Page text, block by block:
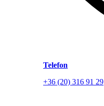
Telefon
+36 (20) 316 91 29